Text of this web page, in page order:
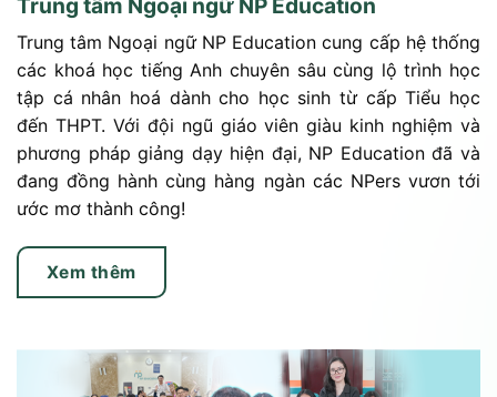
Trung tâm Ngoại ngữ NP Education cung cấp hệ thống
các khoá học tiếng Anh chuyên sâu cùng lộ trình học
tập cá nhân hoá dành cho học sinh từ cấp Tiểu học
đến THPT. Với đội ngũ giáo viên giàu kinh nghiệm và
phương pháp giảng dạy hiện đại, NP Education đã và
đang đồng hành cùng hàng ngàn các NPers vươn tới
ước mơ thành công!
Xem thêm